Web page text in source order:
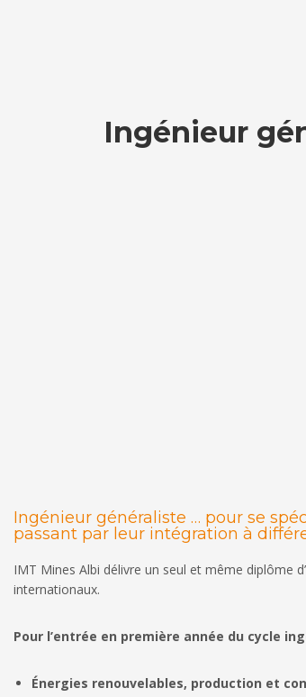
Ingénieur
Ingénieur généraliste … pour se
passant par leur intégration à
IMT Mines Albi délivre un seul et même diplôme
internationaux.
Pour l’entrée en première année du cycle
Énergies renouvelables, production et